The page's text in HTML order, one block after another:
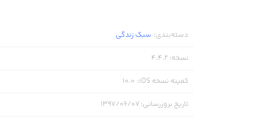
دسته‌بندی: سبک زندگی
نسخه:
4.4.2
کمینه نسخه iOS :
10.0
تاریخ بروزرسانی:۱۳۹۷/۰۶/۰۷